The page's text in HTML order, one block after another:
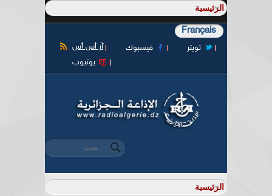
Français
آر أس أس فيسبوك
تويتر
يوتيوب
استمارة البحث
‏بحث ‏